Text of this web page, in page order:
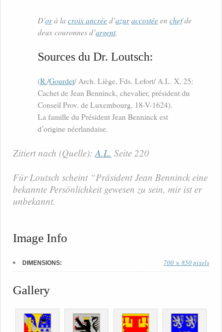
D’orà la croix ancréed’azuraccostéeen chefde
deux couronnes d’argent.
Sources du Dr. Loutsch:
(R./Gourdet/ Arch. Liège, Fds. Lefort/ A.L. X, 25:
Cachet de Jean Benninck, chevalier, président du
Conseil Prov. de Luxembourg, 18-V-1624).
La famille du Président Jean Benninck est
d’origine néerlandaise.
Zitiert nach (Quelle):A.L. Seite 220
Für Loutsch scheint “Präsident Jean Benninck eine
bekannte Persönlichkeit gewesen zu sein, mir ist er
unbekannt.
Image Info
DIMENSIONS: 700 × 850 pixels
Gallery